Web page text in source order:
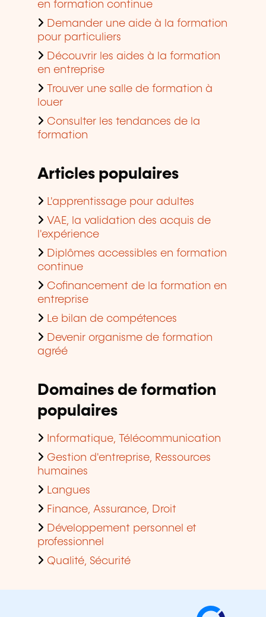
en formation continue
Demander une aide à la formation
pour particuliers
Découvrir les aides à la formation
en entreprise
Trouver une salle de formation à
louer
Consulter les tendances de la
formation
Articles populaires
L'apprentissage pour adultes
VAE, la validation des acquis de
l'expérience
Diplômes accessibles en formation
continue
Cofinancement de la formation en
entreprise
Le bilan de compétences
Devenir organisme de formation
agréé
Domaines de formation
populaires
Informatique, Télécommunication
Gestion d'entreprise, Ressources
humaines
Langues
Finance, Assurance, Droit
Développement personnel et
professionnel
Qualité, Sécurité